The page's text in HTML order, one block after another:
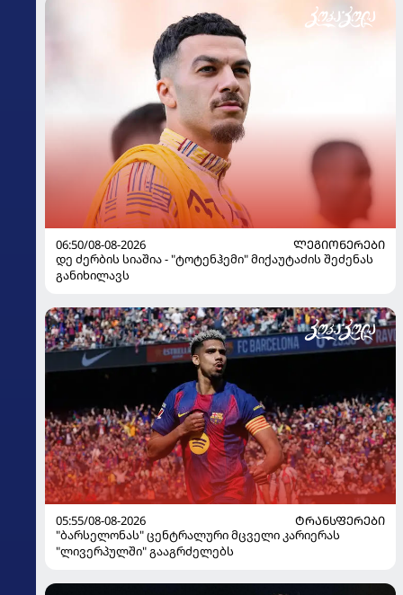
06:50/08-08-2026
ᲚᲔᲒᲘᲝᲜᲔᲠᲔᲑᲘ
დე ძერბის სიაშია - "ტოტენჰემი" მიქაუტაძის შეძენას
განიხილავს
05:55/08-08-2026
ᲢᲠᲐᲜᲡᲤᲔᲠᲔᲑᲘ
"ბარსელონას" ცენტრალური მცველი კარიერას
"ლივერპულში" გააგრძელებს